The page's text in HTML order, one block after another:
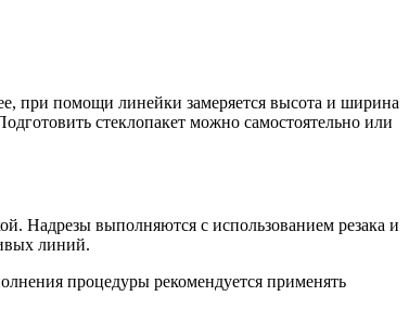
при помощи линейки замеряется высота и ширина
стеклопакет можно самостоятельно или
Надрезы выполняются с использованием резака и
линий.
процедуры рекомендуется применять